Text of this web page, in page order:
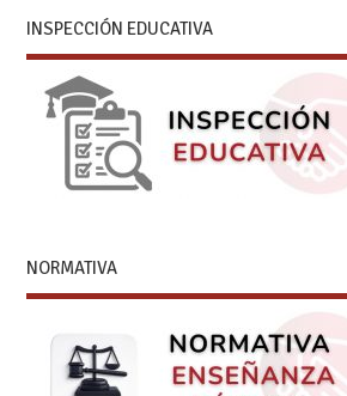
INSPECCIÓN EDUCATIVA
NORMATIVA